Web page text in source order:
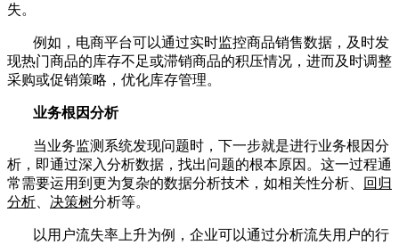
失。
例如，电商平台可以通过实时监控商品销售数据，及时发
现热门商品的库存不足或滞销商品的积压情况，进而及时调整
采购或促销策略，优化库存管理。
业务根因分析
当业务监测系统发现问题时，下一步就是进行业务根因分
析，即通过深入分析数据，找出问题的根本原因。这一过程通
常需要运用到更为复杂的数据分析技术，如相关性分析、
回归
分析
决策树分析等。
以用户流失率上升为例，企业可以通过分析流失用户的行